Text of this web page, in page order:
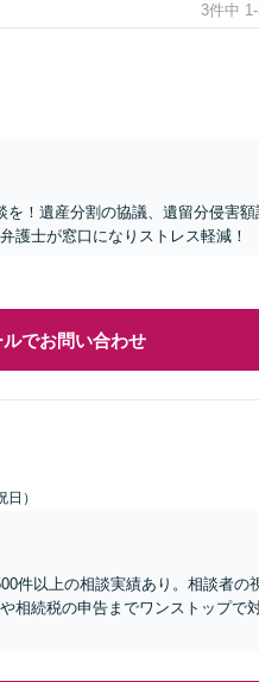
3件中
を！遺産分割の協議、遺留分侵害額
護士が窓口になりストレス軽減！
ルでお問い合わせ
）
件以上の相談実績あり。相談者の
相続税の申告までワンストップで